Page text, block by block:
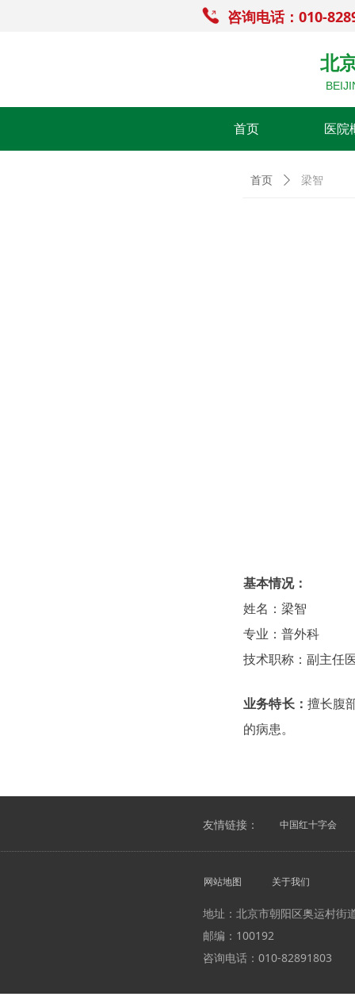
咨询电话：010-
北
首页 医院
基本情况：
姓名：梁智
专业：普外科
技术职称：副主任
业务特长： 擅长腹
的病患。
首页 ꄲ 梁智
友情链接： 中国红十字会
地址：北京市朝阳区奥运村街
邮编：100192
咨询电话：010-82891803
网站地图 关于我们